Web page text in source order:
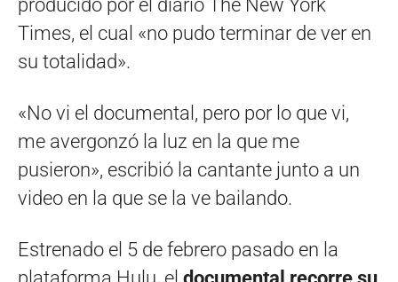
producido por el diario The New York
Times, el cual «no pudo terminar de ver en
su totalidad».
«No vi el documental, pero por lo que vi,
me avergonzó la luz en la que me
pusieron», escribió la cantante junto a un
video en la que se la ve bailando.
Estrenado el 5 de febrero pasado en la